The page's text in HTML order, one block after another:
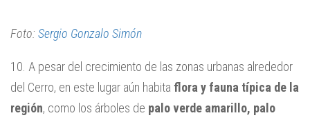
Foto: Sergio Gonzalo Simón
10. A pesar del crecimiento de las zonas urbanas alrededor
del Cerro, en este lugar aún habita flora y fauna típica de la
región, como los árboles de palo verde amarillo, palo